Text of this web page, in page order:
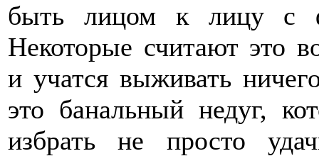
быть лицом к лицу с
Некоторые считают это
и учатся выживать
это банальный недуг,
избрать не просто